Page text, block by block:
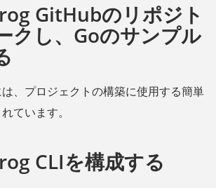
GitHubのリポジト
クし、Goのサンプル
は、プロジェクトの構築に使用する簡単
ています。
CLIを構成する